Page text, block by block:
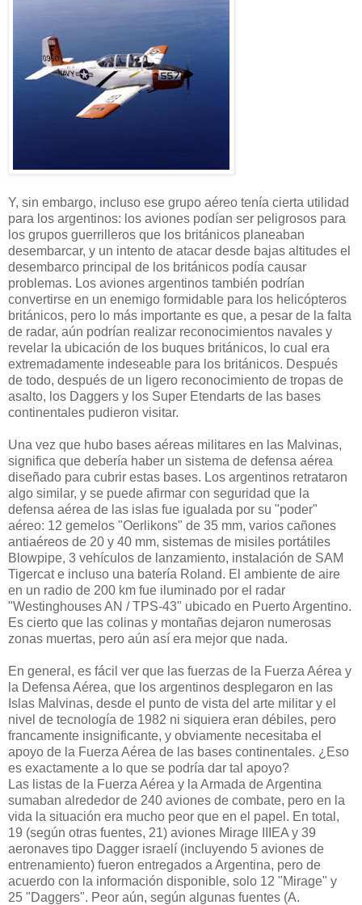
Y, sin embargo, incluso ese grupo aéreo tenía cierta utilidad
para los argentinos: los aviones podían ser peligrosos para
los grupos guerrilleros que los británicos planeaban
desembarcar, y un intento de atacar desde bajas altitudes el
desembarco principal de los británicos podía causar
problemas. Los aviones argentinos también podrían
convertirse en un enemigo formidable para los helicópteros
británicos, pero lo más importante es que, a pesar de la falta
de radar, aún podrían realizar reconocimientos navales y
revelar la ubicación de los buques británicos, lo cual era
extremadamente indeseable para los británicos. Después
de todo, después de un ligero reconocimiento de tropas de
asalto, los Daggers y los Super Etendarts de las bases
continentales pudieron visitar.
Una vez que hubo bases aéreas militares en las Malvinas,
significa que debería haber un sistema de defensa aérea
diseñado para cubrir estas bases. Los argentinos retrataron
algo similar, y se puede afirmar con seguridad que la
defensa aérea de las islas fue igualada por su "poder"
aéreo: 12 gemelos "Oerlikons" de 35 mm, varios cañones
antiaéreos de 20 y 40 mm, sistemas de misiles portátiles
Blowpipe, 3 vehículos de lanzamiento, instalación de SAM
Tigercat e incluso una batería Roland. El ambiente de aire
en un radio de 200 km fue iluminado por el radar
"Westinghouses AN / TPS-43" ubicado en Puerto Argentino.
Es cierto que las colinas y montañas dejaron numerosas
zonas muertas, pero aún así era mejor que nada.
En general, es fácil ver que las fuerzas de la Fuerza Aérea y
la Defensa Aérea, que los argentinos desplegaron en las
Islas Malvinas, desde el punto de vista del arte militar y el
nivel de tecnología de 1982 ni siquiera eran débiles, pero
francamente insignificante, y obviamente necesitaba el
apoyo de la Fuerza Aérea de las bases continentales. ¿Eso
es exactamente a lo que se podría dar tal apoyo?
Las listas de la Fuerza Aérea y la Armada de Argentina
sumaban alrededor de 240 aviones de combate, pero en la
vida la situación era mucho peor que en el papel. En total,
19 (según otras fuentes, 21) aviones Mirage IIIEA y 39
aeronaves tipo Dagger israelí (incluyendo 5 aviones de
entrenamiento) fueron entregados a Argentina, pero de
acuerdo con la información disponible, solo 12 "Mirage" y
25 "Daggers". Peor aún, según algunas fuentes (A.